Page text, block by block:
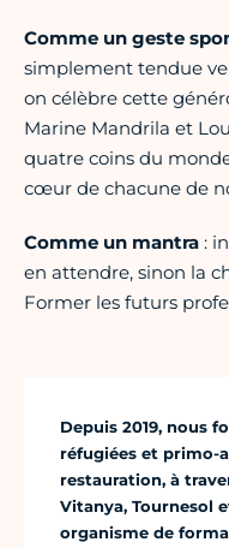
Comme un geste
simplement tendue
on célèbre cette
Marine Mandrila et
quatre coins du
cœur de chacune de
Comme un mantra :
en attendre, sinon la
Former les futurs
Depuis 2019, nous
réfugiées et primo-
restauration, à
Vitanya, Tournesol
organisme de